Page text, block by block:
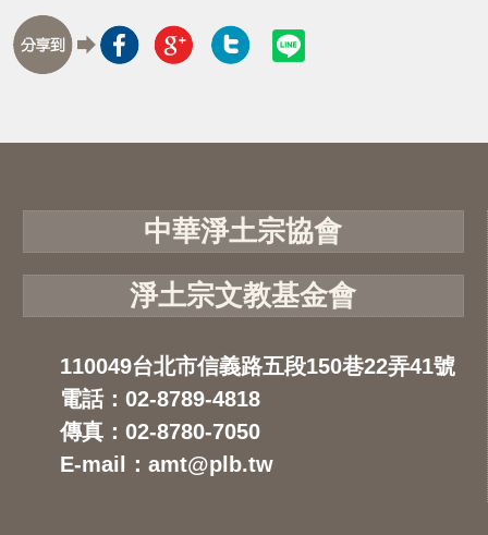
中華淨土宗協會
淨土宗文教基金會
110049台北市信義路五段150巷22弄41號
電話：02-8789-4818
傳真：02-8780-7050
E-mail：amt@plb.tw